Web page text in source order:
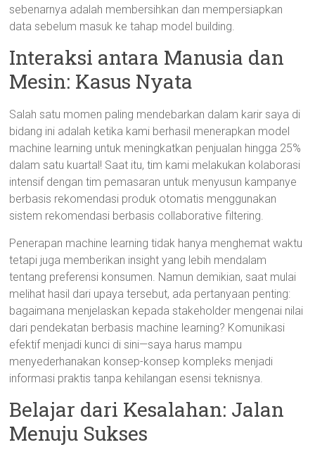
sebenarnya adalah membersihkan dan mempersiapkan
data sebelum masuk ke tahap model building.
Interaksi antara Manusia dan
Mesin: Kasus Nyata
Salah satu momen paling mendebarkan dalam karir saya di
bidang ini adalah ketika kami berhasil menerapkan model
machine learning untuk meningkatkan penjualan hingga 25%
dalam satu kuartal! Saat itu, tim kami melakukan kolaborasi
intensif dengan tim pemasaran untuk menyusun kampanye
berbasis rekomendasi produk otomatis menggunakan
sistem rekomendasi berbasis collaborative filtering.
Penerapan machine learning tidak hanya menghemat waktu
tetapi juga memberikan insight yang lebih mendalam
tentang preferensi konsumen. Namun demikian, saat mulai
melihat hasil dari upaya tersebut, ada pertanyaan penting:
bagaimana menjelaskan kepada stakeholder mengenai nilai
dari pendekatan berbasis machine learning? Komunikasi
efektif menjadi kunci di sini—saya harus mampu
menyederhanakan konsep-konsep kompleks menjadi
informasi praktis tanpa kehilangan esensi teknisnya.
Belajar dari Kesalahan: Jalan
Menuju Sukses